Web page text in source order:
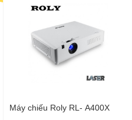
Máy chiếu Roly RL- A400X